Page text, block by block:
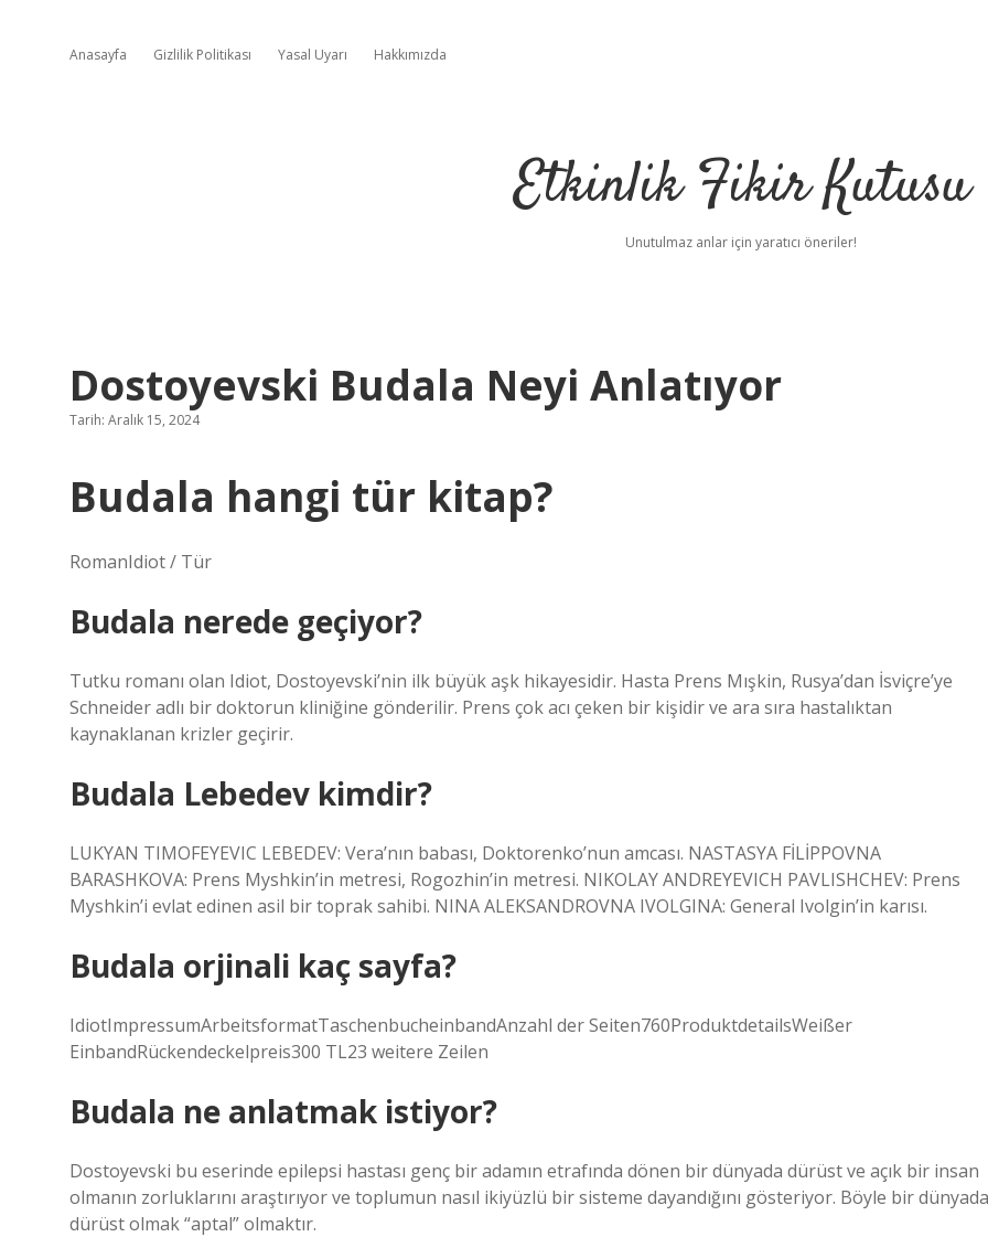
Anasayfa Gizlilik Politikası Yasal Uyarı Hakkımızda
Etkinlik Fikir Kutusu
Unutulmaz anlar için yaratıcı öneriler!
Dostoyevski Budala Neyi Anlatıyor
Tarih: Aralık 15, 2024
Budala hangi tür kitap?
RomanIdiot / Tür
Budala nerede geçiyor?
Tutku romanı olan Idiot, Dostoyevski’nin ilk büyük aşk hikayesidir. Hasta Prens Mışkin, Rusya’dan İsviçre’ye
Schneider adlı bir doktorun kliniğine gönderilir. Prens çok acı çeken bir kişidir ve ara sıra hastalıktan
kaynaklanan krizler geçirir.
Budala Lebedev kimdir?
LUKYAN TIMOFEYEVIC LEBEDEV: Vera’nın babası, Doktorenko’nun amcası. NASTASYA FİLİPPOVNA
BARASHKOVA: Prens Myshkin’in metresi, Rogozhin’in metresi. NIKOLAY ANDREYEVICH PAVLISHCHEV: Prens
Myshkin’i evlat edinen asil bir toprak sahibi. NINA ALEKSANDROVNA IVOLGINA: General Ivolgin’in karısı.
Budala orjinali kaç sayfa?
IdiotImpressumArbeitsformatTaschenbucheinbandAnzahl der Seiten760ProduktdetailsWeißer
EinbandRückendeckelpreis300 TL23 weitere Zeilen
Budala ne anlatmak istiyor?
Dostoyevski bu eserinde epilepsi hastası genç bir adamın etrafında dönen bir dünyada dürüst ve açık bir insan
olmanın zorluklarını araştırıyor ve toplumun nasıl ikiyüzlü bir sisteme dayandığını gösteriyor. Böyle bir dünyada
dürüst olmak “aptal” olmaktır.